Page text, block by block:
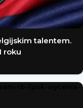
talentem.
roku